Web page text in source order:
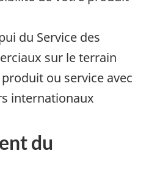
du Service des
sur le terrain
ou service avec
internationaux
du